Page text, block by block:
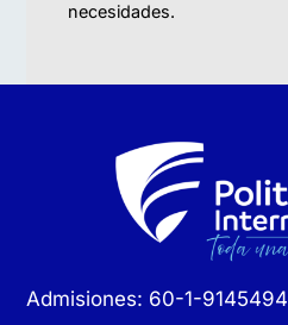
necesidades.
Admisiones: 60-1-9145494